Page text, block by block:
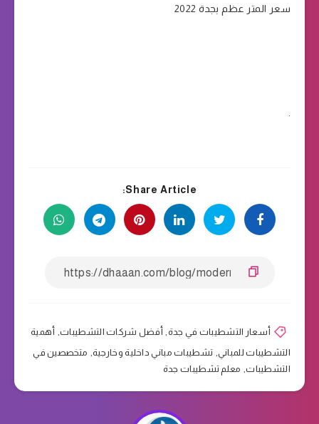
سعر المتر عظم بجدة 2022
Share Article:
أسعار التشطيبات في جدة , أفضل شركات التشطيبات, أهمية
التشطيبات للمباني تشطيبات مباني داخلية وخارجية متخصصين في
التشطيبات, معلم تشطيبات جدة